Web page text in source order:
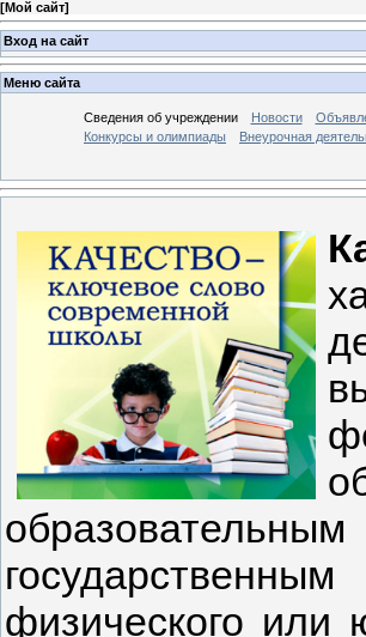
[Мой сайт]
Вход на сайт
Меню сайта
Сведения об учреждении Новости
Конкурсы и олимпиады
Внеурочная
физического или